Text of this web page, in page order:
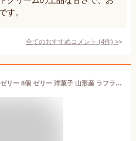
す。
全てのおすすめコメント (4件) >
ラフランスたっぷりぷるぷるゼリー 8個 ゼリー 洋菓子 山形産 ラフランス 果肉入り スイーツ デザート フルーツゼリー おやつ 西洋なし 国産 お取り寄せスイーツ 山形 ジェイエイてんどうフーズ